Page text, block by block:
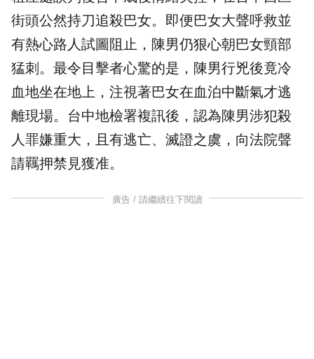
街頭公然持刀追殺巴女。即便巴女大聲呼救並
有熱心路人試圖阻止，陳男仍狠心朝巴女頸部
猛刺。最令目擊者心驚的是，陳男行兇後竟冷
血地坐在地上，注視著巴女在血泊中斷氣才逃
離現場。台中地檢署複訊後，認為陳男涉犯殺
人罪嫌重大，且有逃亡、滅證之虞，向法院聲
請羈押禁見獲准。
廣告 / 請繼續往下閱讀